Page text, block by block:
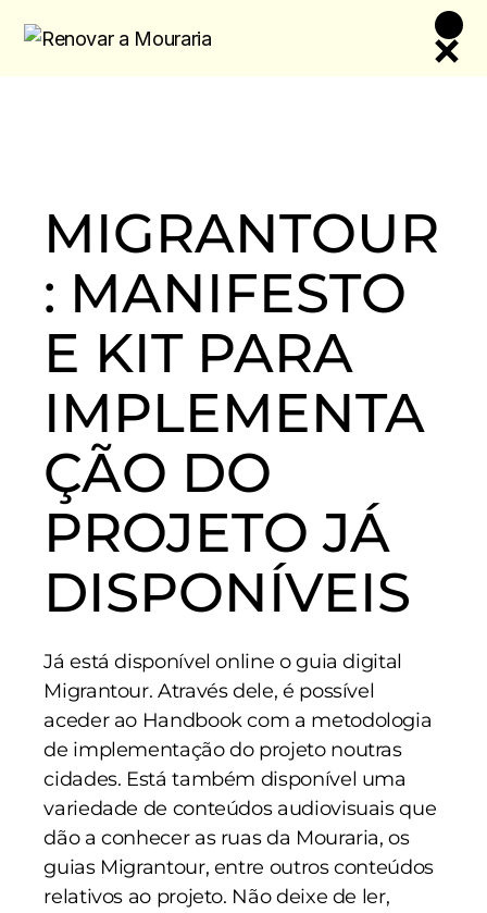
the
MIGRANTOUR
: MANIFESTO
E KIT PARA
IMPLEMENTA
ÇÃO DO
PROJETO JÁ
DISPONÍVEIS
Já está disponível online oguia digital
Migrantour. Através dele, é possível
aceder ao Handbook com a metodologia
de implementação do projeto noutras
cidades. Está também disponível uma
variedade de conteúdos audiovisuais que
dão a conhecer as ruas da Mouraria, os
guias Migrantour, entre outros conteúdos
relativos ao projeto. Não deixe de ler,